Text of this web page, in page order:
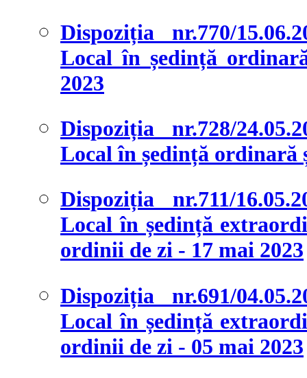
Dispoziția nr.770/
Local în ședință
2023
Dispoziția nr.728/
Local în ședință ordinară
Dispoziția nr.711/
Local în ședință
ordinii de zi - 17 mai 2023
Dispoziția nr.691/
Local în ședință
ordinii de zi - 05 mai 2023